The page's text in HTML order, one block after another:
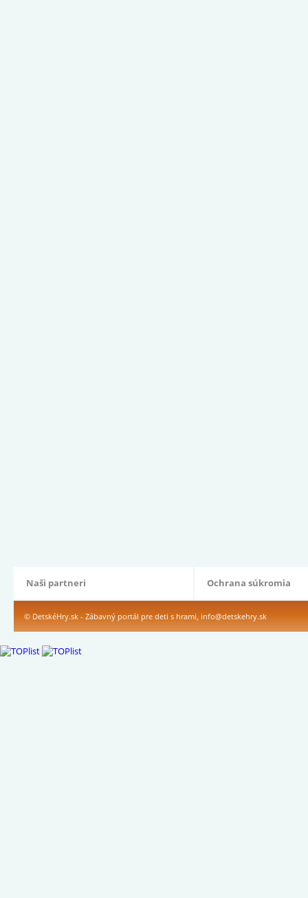
Naši partneri Ochrana súkromia
© DetskéHry.sk - Zábavný portál pre deti s hrami, info@detskehry.sk